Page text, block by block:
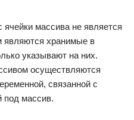
массива не является
хранимые в
указывают на них.
осуществляются
связанной с
под массив.